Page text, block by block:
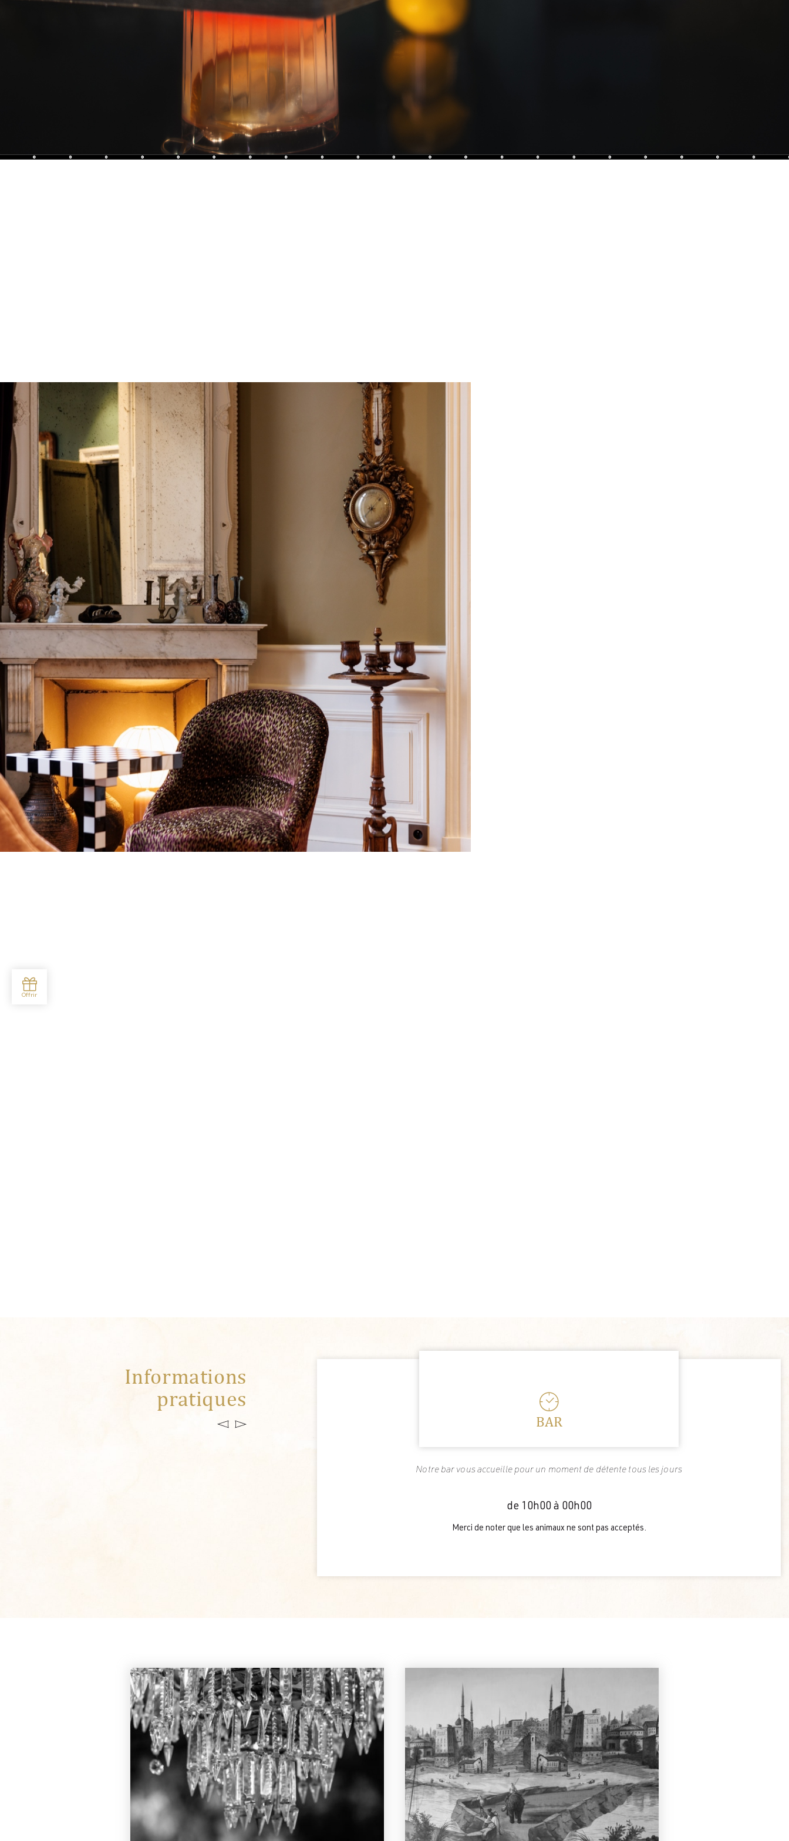
Informations
pratiques
BAR
Notre bar vous accueille pour un moment de détente tous les jours
de 10h00 à 00h00
Merci de noter que les animaux ne sont pas acceptés.